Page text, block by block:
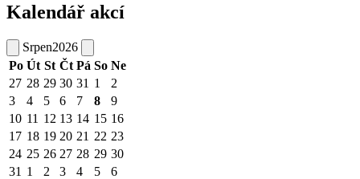
Kalendář akcí
Srpen2026
Po Út St Čt Pá So Ne
27 28 29 30 31 1
2
3
4 5 6 7 8
9
10 11 12 13 14 15 16
17 18 19 20 21 22 23
24 25 26 27 28 29 30
31 1 2 3 4 5 6